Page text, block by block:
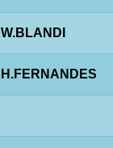
W.BLANDI
H.FERNANDES